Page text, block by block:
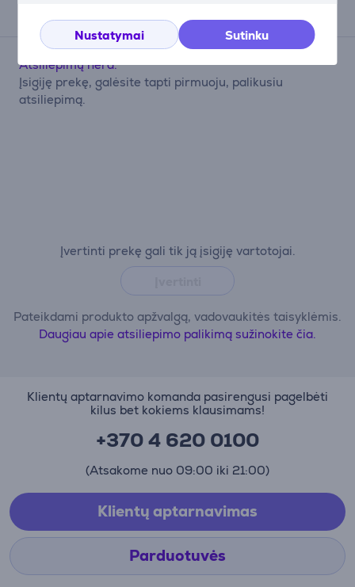
Nustatymai Sutinku
Atsiliepimai
Įvertinti prekę gali tik ją įsigiję vartotojai.
Pateikdami produkto apžvalgą, vadovaukitės taisyklėmis.
Daugiau apie atsiliepimo palikimą sužinokite čia.
Atsiliepimų nėra.
Įsigiję prekę, galėsite tapti pirmuoju, palikusiu
atsiliepimą.
Klientų aptarnavimo komanda pasirengusi pagelbėti
kilus bet kokiems klausimams!
+370 4 620 0100
(Atsakome nuo 09:00 iki 21:00)
Klientų aptarnavimas
Parduotuvės